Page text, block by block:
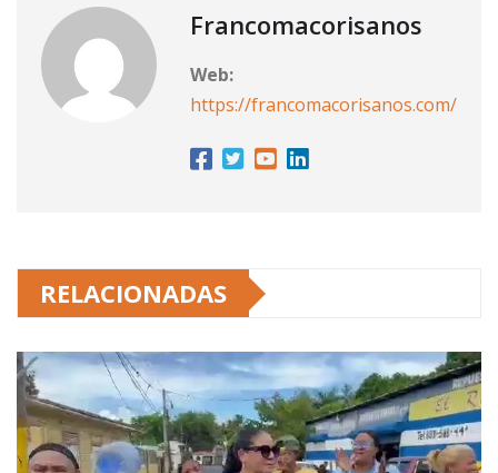
Francomacorisanos
Web:
https://francomacorisanos.com/
RELACIONADAS